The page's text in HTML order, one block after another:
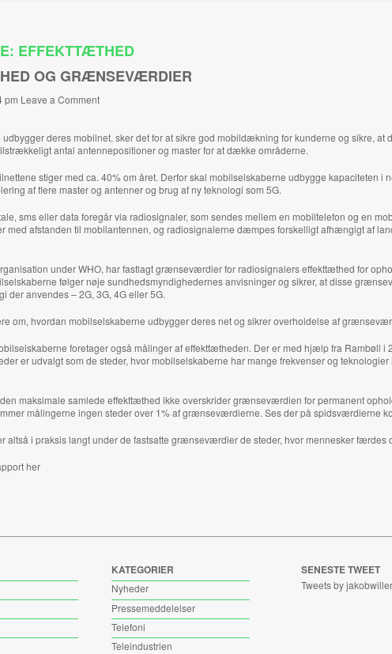
EFFEKTTÆTHED
OG GRÆNSEVÆRDIER
pm Leave a Comment
udbygger deres mobilnet, sker det for at sikre god mobildækning for kunderne og sikre,
antal antennepositioner og master for at dække områderne.
stiger med ca. 40% om året. Derfor skal mobilselskaberne udbygge kapaciteten
af flere master og antenner og brug af ny teknologi som 5G.
sms eller data foregår via radiosignaler, som sendes mellem en mobiltelefon og en
med afstanden til mobilantennen, og radiosignalerne dæmpes forskelligt afhængigt af
under WHO, har fastlagt grænseværdier for radiosignalers effekttæthed for
følger nøje sundhedsmyndighedernes anvisninger og sikrer, at disse
der anvendes – 2G, 3G, 4G eller 5G.
om, hvordan mobilselskaberne udbygger deres net og sikrer overholdelse af
foretager også målinger af effekttætheden. Der er med hjælp fra Rambøll
er udvalgt som de steder, hvor mobilselskaberne har mange frekvenser og
maksimale samlede effekttæthed ikke overskrider grænseværdien for permanent
målingerne ingen steder over 1% af grænseværdierne. Ses der på spidsværdierne
altså i praksis langt under de fastsatte grænseværdier de steder, hvor mennesker færdes
her
KATEGORIER
Nyheder
Pressemeddelelser
Telefoni
Teleindustrien
SENESTE TWEET
Tweets by jakobwiller